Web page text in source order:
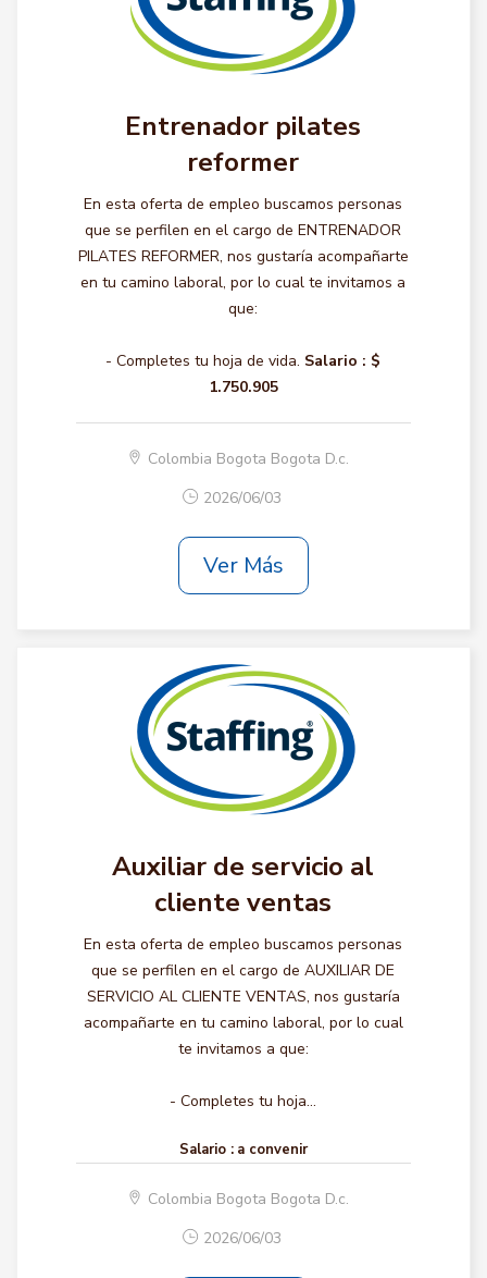
Entrenador pilates
reformer
En esta oferta de empleo buscamos personas
que se perfilen en el cargo de ENTRENADOR
PILATES REFORMER, nos gustaría acompañarte
en tu camino laboral, por lo cual te invitamos a
que:
- Completes tu hoja de vida. Salario : $
1.750.905
Colombia Bogota Bogota D.c.
2026/06/03
Ver Más
Auxiliar de servicio al
cliente ventas
En esta oferta de empleo buscamos personas
que se perfilen en el cargo de AUXILIAR DE
SERVICIO AL CLIENTE VENTAS, nos gustaría
acompañarte en tu camino laboral, por lo cual
te invitamos a que:
- Completes tu hoja...
Salario : a convenir
Colombia Bogota Bogota D.c.
2026/06/03